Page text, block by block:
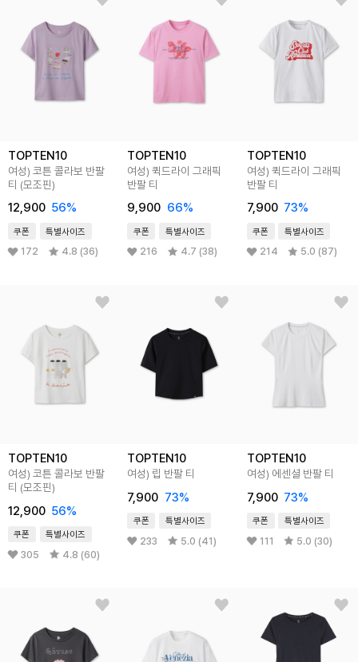
TOPTEN10
여성) 코튼 콜라보 반팔
티 (모조핀)
12,900 56%
쿠폰 특별사이즈
172 4.8 (36)
TOPTEN10
여성) 퀵드라이 그래픽
반팔 티
9,900 66%
쿠폰 특별사이즈
216 4.7 (38)
TOPTEN10
여성) 퀵드라이 그래픽
반팔 티
7,900 73%
쿠폰 특별사이즈
214 5.0 (87)
TOPTEN10
여성) 코튼 콜라보 반팔
티 (모조핀)
12,900 56%
쿠폰 특별사이즈
305 4.8 (60)
TOPTEN10
여성) 립 반팔 티
7,900 73%
쿠폰 특별사이즈
233 5.0 (41)
TOPTEN10
여성) 에센셜 반팔 티
7,900 73%
쿠폰 특별사이즈
111 5.0 (30)